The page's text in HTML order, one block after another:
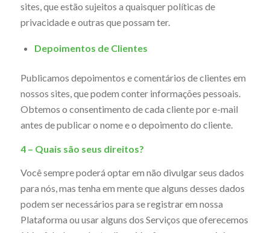
sites, que estão sujeitos a quaisquer políticas de
privacidade e outras que possam ter.
Depoimentos de Clientes
Publicamos depoimentos e comentários de clientes em
nossos sites, que podem conter informações pessoais.
Obtemos o consentimento de cada cliente por e-mail
antes de publicar o nome e o depoimento do cliente.
4 – Quais são seus direitos?
Você sempre poderá optar em não divulgar seus dados
para nós, mas tenha em mente que alguns desses dados
podem ser necessários para se registrar em nossa
Plataforma ou usar alguns dos Serviços que oferecemos